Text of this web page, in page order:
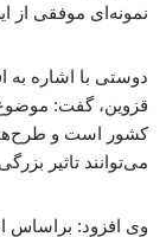
نمونه‌ای موفقی
دوستی با اشاره به
قزوین، گفت:
کشور است و
می‌توانند تاثیر
وی افزود: براساس